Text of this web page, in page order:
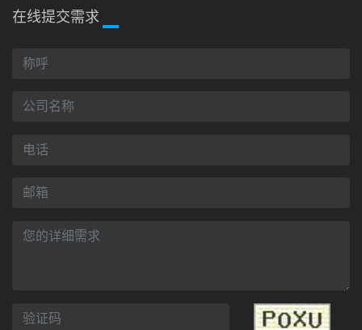
在线提交需求